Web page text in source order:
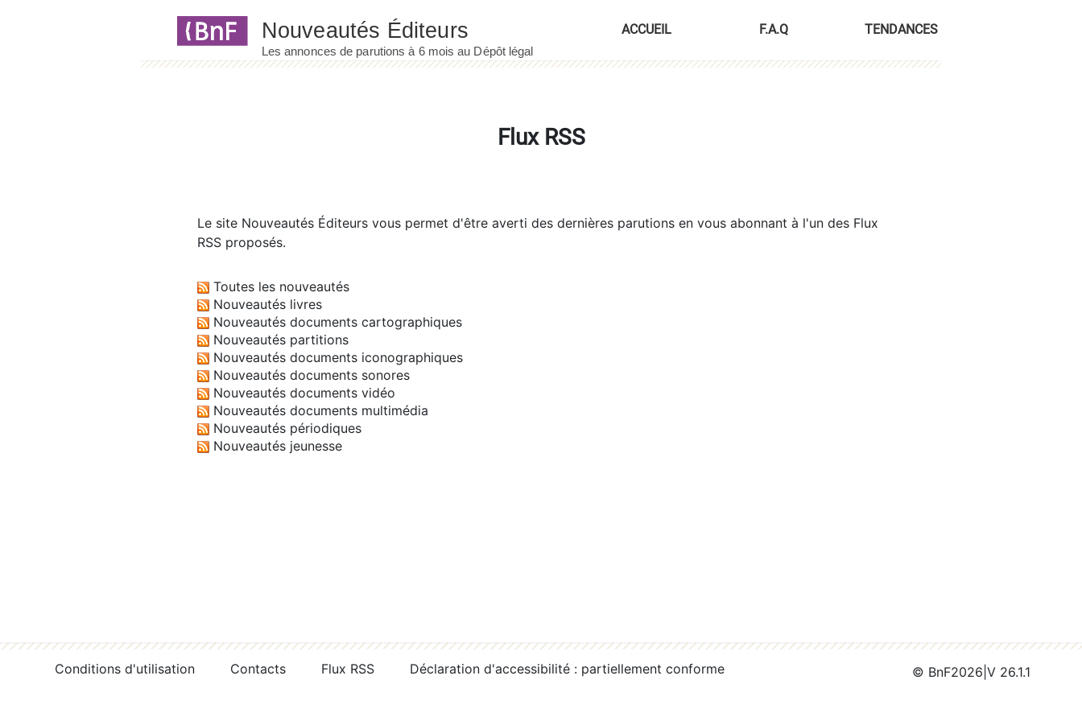
ACCUEIL F.A.Q TENDANCES
Flux RSS
Le site Nouveautés Éditeurs vous permet d'être averti des dernières parutions en vous abonnant à l'un des Flux
RSS proposés.
Toutes les nouveautés
Nouveautés livres
Nouveautés documents cartographiques
Nouveautés partitions
Nouveautés documents iconographiques
Nouveautés documents sonores
Nouveautés documents vidéo
Nouveautés documents multimédia
Nouveautés périodiques
Nouveautés jeunesse
Conditions d'utilisation Contacts Flux RSS Déclaration d'accessibilité : partiellement conforme © BnF2026 V 26.1.1